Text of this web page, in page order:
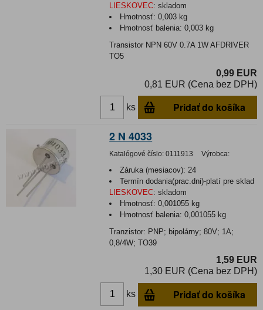
LIESKOVEC: skladom
Hmotnosť:0,003 kg
Hmotnosť balenia:0,003 kg
Transistor NPN 60V 0.7A 1W AFDRIVER
TO5
0,99 EUR
0,81 EUR (Cena bez DPH)
ks Pridať do košíka
2 N 4033
Katalógové číslo: 0111913 Výrobca:
Záruka (mesiacov): 24
Termín dodania(prac.dni)-platí pre sklad
LIESKOVEC: skladom
Hmotnosť:0,001055 kg
Hmotnosť balenia:0,001055 kg
Tranzistor: PNP; bipolárny; 80V; 1A;
0,8/4W; TO39
1,59 EUR
1,30 EUR (Cena bez DPH)
ks Pridať do košíka